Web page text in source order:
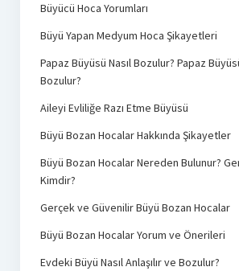
Büyücü Hoca Yorumları
Büyü Yapan Medyum Hoca Şikayetleri
Papaz Büyüsü Nasıl Bozulur? Papaz
Bozulur?
Aileyi Evliliğe Razı Etme Büyüsü
Büyü Bozan Hocalar Hakkında Şikayetler
Büyü Bozan Hocalar Nereden Bulunur?
Kimdir?
Gerçek ve Güvenilir Büyü Bozan Hocalar
Büyü Bozan Hocalar Yorum ve Önerileri
Evdeki Büyü Nasıl Anlaşılır ve Bozulur?